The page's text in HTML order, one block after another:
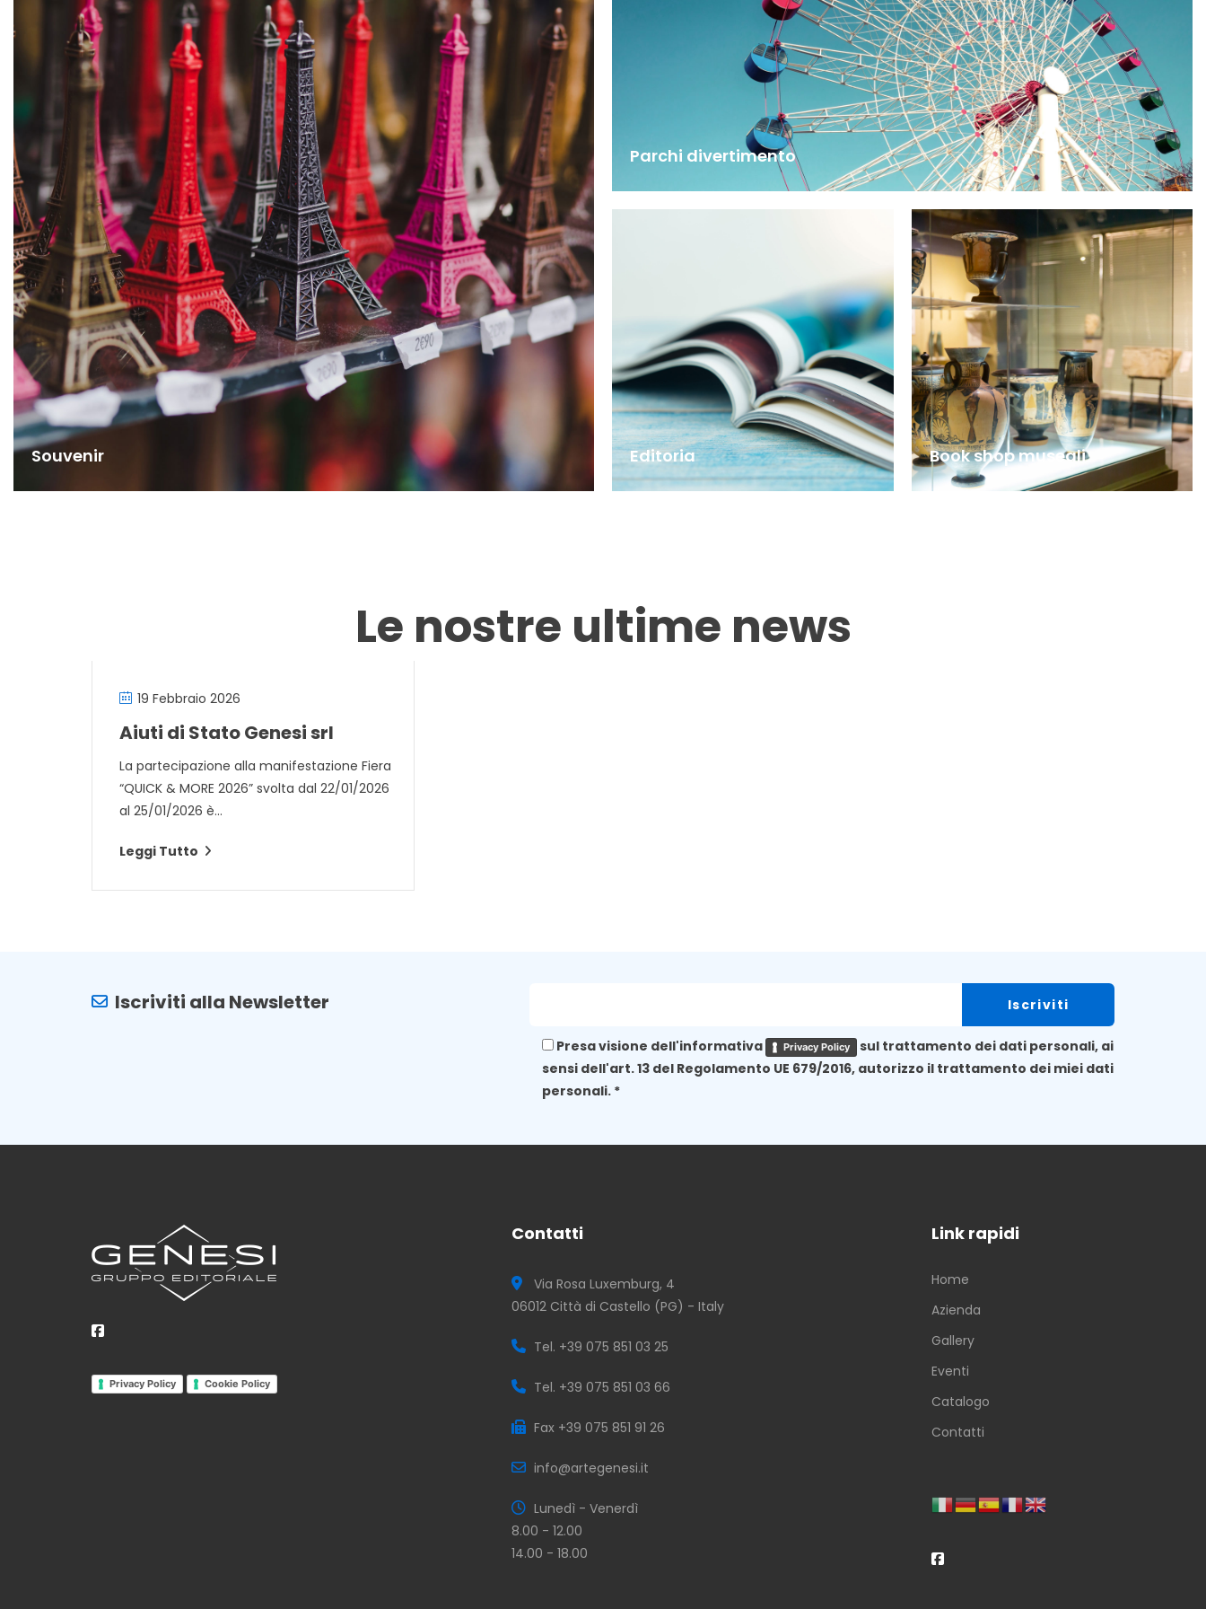
Souvenir
Parchi divertimento
Editoria Book shop museali
Le nostre ultime news
19 Febbraio 2026
Aiuti di Stato Genesi srl
La partecipazione alla manifestazione Fiera
“QUICK & MORE 2026” svolta dal 22/01/2026
al 25/01/2026 è...
Leggi Tutto
Iscriviti alla Newsletter
Presa visione dell'informativa Privacy Policy
sul trattamento dei dati personali, ai
sensi dell'art. 13 del Regolamento UE 679/2016, autorizzo il trattamento dei miei dati
personali. *
Privacy Policy Cookie Policy
Contatti
Via Rosa Luxemburg, 4
06012 Città di Castello (PG) - Italy
Tel. +39 075 851 03 25
Tel. +39 075 851 03 66
Fax +39 075 851 91 26
info@artegenesi.it
Lunedì - Venerdì
8.00 - 12.00
14.00 - 18.00
Link rapidi
Home
Azienda
Gallery
Eventi
Catalogo
Contatti